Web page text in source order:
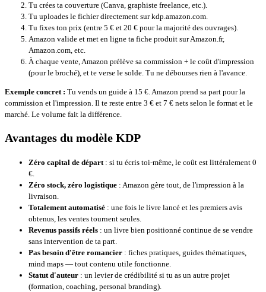
Tu crées ta couverture (Canva, graphiste freelance, etc.).
Tu uploades le fichier directement surkdp.amazon.com.
Tu fixes ton prix (entre 5 € et 20 € pour la majorité des ouvrages).
Amazon valide et met en ligne ta fiche produit sur Amazon.fr,
Amazon.com, etc.
À chaque vente, Amazon prélève sa commission + le coût d'impression
(pour le broché), et te verse le solde. Tu ne débourses rien à l'avance.
Exemple concret : Tu vends un guide à 15 €. Amazon prend sa part pour la
commission et l'impression. Il te reste entre 3 € et 7 € nets selon le format et le
marché. Le volume fait la différence.
Avantages du modèle KDP
Zéro capital de départ : si tu écris toi-même, le coût est littéralement 0
€.
Zéro stock, zéro logistique : Amazon gère tout, de l'impression à la
livraison.
Totalement automatisé : une fois le livre lancé et les premiers avis
obtenus, les ventes tournent seules.
Revenus passifs réels : un livre bien positionné continue de se vendre
sans intervention de ta part.
Pas besoin d'être romancier : fiches pratiques, guides thématiques,
mind maps — tout contenu utile fonctionne.
Statut d'auteur : un levier de crédibilité si tu as un autre projet
(formation, coaching, personal branding).